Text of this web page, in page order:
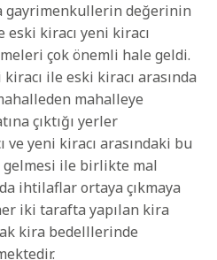
gayrimenkullerin değerinin
eski kiracı yeni kiracı
çok önemli hale geldi.
ile eski kiracı arasında
mahalleye
çıktığı yerler
ve yeni kiracı arasındaki bu
gelmesi ile birlikte mal
ihtilaflar ortaya çıkmaya
iki tarafta yapılan kira
kira bedelllerinde